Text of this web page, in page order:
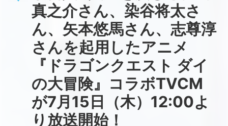
真之介さん、染谷将太さ
ん、矢本悠馬さん、志尊淳
さんを起用したアニメ
『ドラゴンクエスト ダイ
の大冒険』コラボTVCM
が7月15日（木）12:00よ
り放送開始！